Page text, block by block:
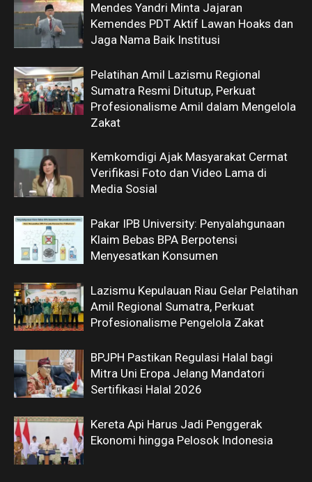
Mendes Yandri Minta Jajaran
Kemendes PDT Aktif Lawan Hoaks dan
Jaga Nama Baik Institusi
Pelatihan Amil Lazismu Regional
Sumatra Resmi Ditutup, Perkuat
Profesionalisme Amil dalam Mengelola
Zakat
Kemkomdigi Ajak Masyarakat Cermat
Verifikasi Foto dan Video Lama di
Media Sosial
Pakar IPB University: Penyalahgunaan
Klaim Bebas BPA Berpotensi
Menyesatkan Konsumen
Lazismu Kepulauan Riau Gelar Pelatihan
Amil Regional Sumatra, Perkuat
Profesionalisme Pengelola Zakat
BPJPH Pastikan Regulasi Halal bagi
Mitra Uni Eropa Jelang Mandatori
Sertifikasi Halal 2026
Kereta Api Harus Jadi Penggerak
Ekonomi hingga Pelosok Indonesia